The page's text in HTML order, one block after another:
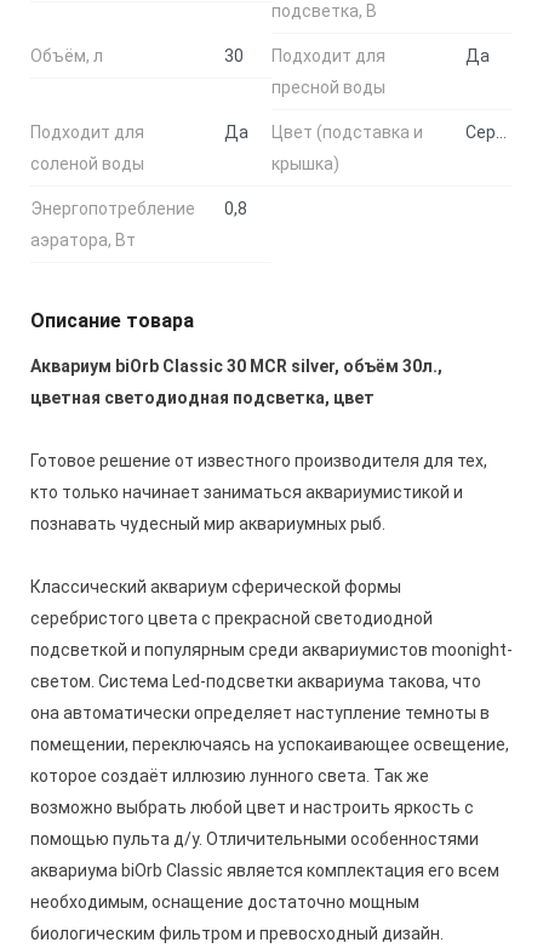
подсветка, В
Объём, л 30
Подходит для
пресной воды
Да
Подходит для
соленой воды
Да
Цвет (подставка и
крышка)
Энергопотребление
аэратора, Вт
0,8
Описание товара
Аквариум biOrb Classic 30 MCR silver, объём 30л.,
цветная светодиодная подсветка, цвет
Готовое решение от известного производителя для тех,
кто только начинает заниматься аквариумистикой и
познавать чудесный мир аквариумных рыб.
Классический аквариум сферической формы
серебристого цвета с прекрасной светодиодной
подсветкой и популярным среди аквариумистов moonight-
светом. Система Led-подсветки аквариума такова, что
она автоматически определяет наступление темноты в
помещении, переключаясь на успокаивающее освещение,
которое создаёт иллюзию лунного света. Так же
возможно выбрать любой цвет и настроить яркость с
помощью пульта д/у. Отличительными особенностями
аквариума biOrb Classic является комплектация его всем
необходимым, оснащение достаточно мощным
биологическим фильтром и превосходный дизайн.